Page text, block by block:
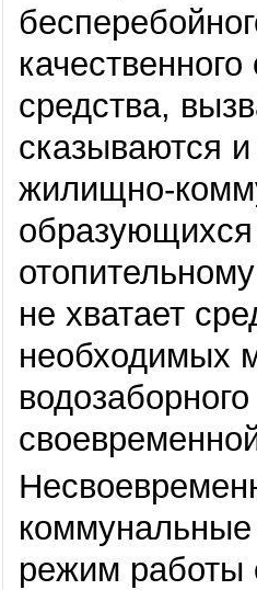
средства,
сказываются
жилищно-
образующихся
не хватает
необходимых
режим работы